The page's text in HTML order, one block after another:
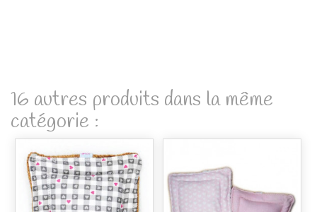
16 autres produits dans la même
catégorie :